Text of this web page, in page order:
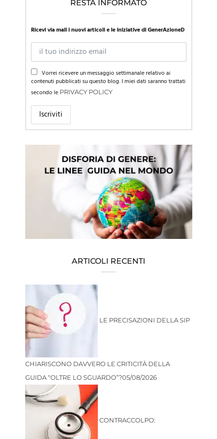
RESTA INFORMATO
Ricevi via mail i nuovi articoli e le iniziative di GenerAzioneD
Vorrei ricevere un messaggio settimanale relativo ai
contenuti pubblicati su questo blog. I miei dati saranno trattati
secondo le PRIVACY POLICY
ARTICOLI RECENTI
LE PRECISAZIONI DELLA SIP
CHIARISCONO DAVVERO LE CRITICITÀ DELLA
GUIDA “OLTRE LO SGUARDO”?05/08/2026
CONTRACCOLPO: